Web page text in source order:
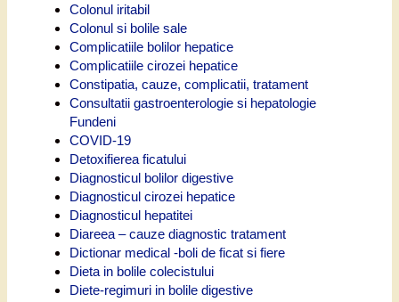
Colonul iritabil
Colonul si bolile sale
Complicatiile bolilor hepatice
Complicatiile cirozei hepatice
Constipatia, cauze, complicatii, tratament
Consultatii gastroenterologie si hepatologie
Fundeni
COVID-19
Detoxifierea ficatului
Diagnosticul bolilor digestive
Diagnosticul cirozei hepatice
Diagnosticul hepatitei
Diareea – cauze diagnostic tratament
Dictionar medical -boli de ficat si fiere
Dieta in bolile colecistului
Diete-regimuri in bolile digestive